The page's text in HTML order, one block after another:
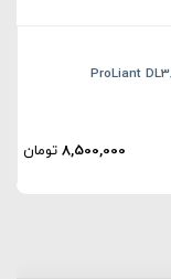
8,500,000تومان